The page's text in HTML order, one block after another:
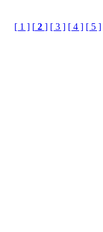
[ 1 ] [2 ] [ 3 ] [ 4 ] [ 5 ]